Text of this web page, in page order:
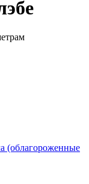
(облагороженные